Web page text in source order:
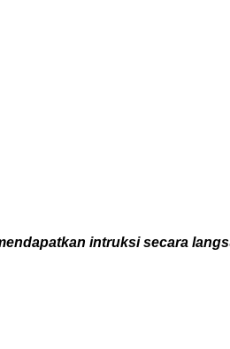
intruksi secara